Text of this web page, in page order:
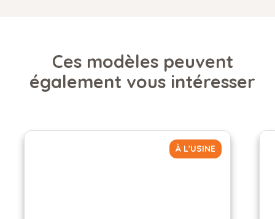
hébergement
directement sur
votre
Ces modèles peuvent
également vous intéresser
À L'USINE